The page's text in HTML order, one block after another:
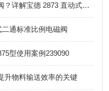
高速闭环流体控制选什么阀？详解宝德 2873 直动式比例电磁阀
通标准比例电磁阀
型使用案例239090
升物料输送效率的关键